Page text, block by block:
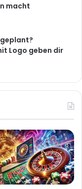
macht
Logo geben dir